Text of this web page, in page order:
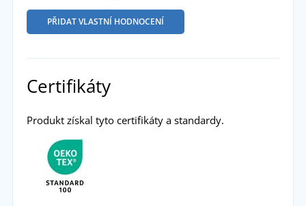
PŘIDAT VLASTNÍ HODNOCENÍ
Certifikáty
Produkt získal tyto certifikáty a standardy.